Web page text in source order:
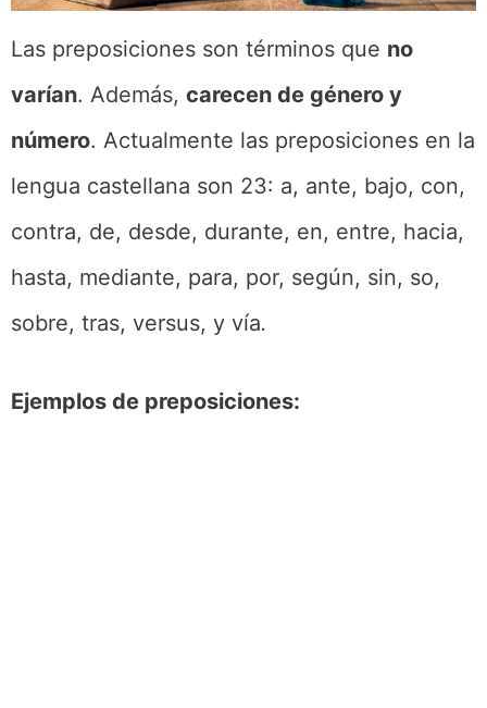
Las preposiciones son términos que no
varían. Además, carecen de género y
número. Actualmente las preposiciones en la
lengua castellana son 23: a, ante, bajo, con,
contra, de, desde, durante, en, entre, hacia,
hasta, mediante, para, por, según, sin, so,
sobre, tras, versus, y vía.
Ejemplos de preposiciones: